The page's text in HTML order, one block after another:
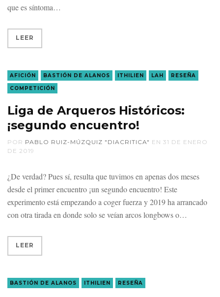
que es síntoma
LEER
AFICIÓN BASTIÓN DE ALANOS ITHILIEN LAH
RESEÑA
COMPETICIÓN
Liga de Arqueros Históricos:
¡segundo encuentro!
POR PABLO RUIZ-MÚZQUIZ "DIACRITICA" EN 31 DE ENERO
DE 2019
¿De verdad? Pues sí, resulta que tuvimos en apenas dos meses
desde el primer encuentro ¡un segundo encuentro! Este
experimento está empezando a coger fuerza y 2019 ha arrancado
con otra tirada en donde solo se veían arcos longbows o
LEER
BASTIÓN DE ALANOS ITHILIEN RESEÑA